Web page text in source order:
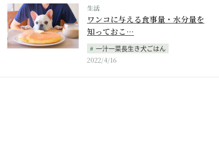
生活
ワンコに与える食事量・水分量を
知っておこ…
一汁一菜長生き犬ごはん
2022/4/16